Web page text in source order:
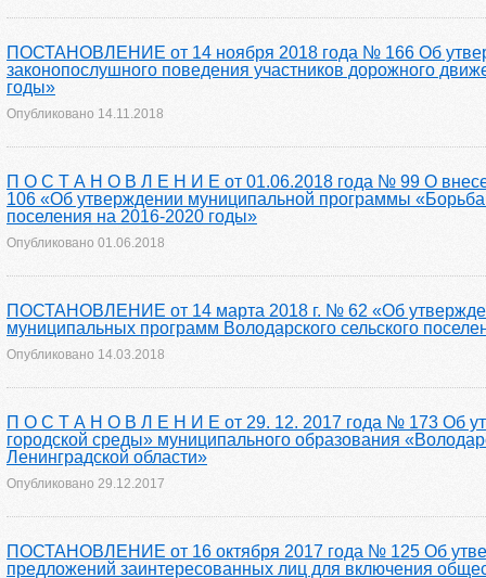
ПОСТАНОВЛЕНИЕ от 14 ноября 2018 года № 166 Об
законопослушного поведения участников дорожного
годы»
Опубликовано 14.11.2018
П О С Т А Н О В Л Е Н И Е от 01.06.2018 года № 99 О
106 «Об утверждении муниципальной программы
поселения на 2016-2020 годы»
Опубликовано 01.06.2018
ПОСТАНОВЛЕНИЕ от 14 марта 2018 г. № 62 «Об
муниципальных программ Володарского сельского
Опубликовано 14.03.2018
П О С Т А Н О В Л Е Н И Е от 29. 12. 2017 года № 173 Об
городской среды» муниципального образования
Ленинградской области»
Опубликовано 29.12.2017
ПОСТАНОВЛЕНИЕ от 16 октября 2017 года № 125 Об
предложений заинтересованных лиц для включения